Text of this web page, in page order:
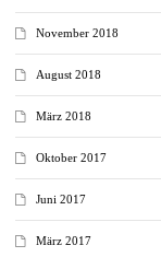
November 2018
August 2018
März 2018
Oktober 2017
Juni 2017
März 2017